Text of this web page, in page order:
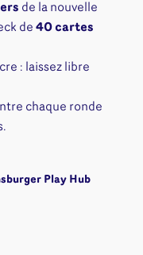
de la nouvelle
de 40 cartes
: laissez libre
chaque ronde
Play Hub